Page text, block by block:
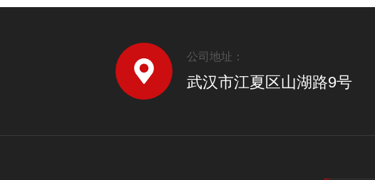
公司地址：
武汉市江夏区山湖路9号